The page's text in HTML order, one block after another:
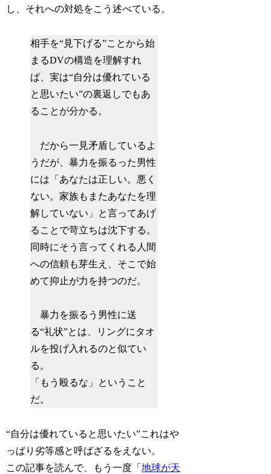
し、それへの対処をこう述べている。
相手を“見下げる”ことから始
まるDVの構造を理解すれ
ば、実は“自分は優れている
と思いたい”の裏返しでもあ
ることが分かる。
だから一見矛盾しているよ
うだが、暴力を振るった男性
には「あなたは正しい。悪く
ない。家族もまたあなたを理
解していない」と言ってあげ
ることで苛立ちは沈下する。
同時にそう言ってくれる人間
への信頼も芽生え、そこで始
めて抑止が力を持つのだ。
暴力を振るう男性に送
る“礼状”とは、リングにタオ
ルを投げ入れるのと似てい
る。
「もう殴るな」ということ
だ。
“自分は優れていると思いたい”これはや
っぱり劣等感と呼ばざるをえない。
この記事を読んで、もう一度「地球が天